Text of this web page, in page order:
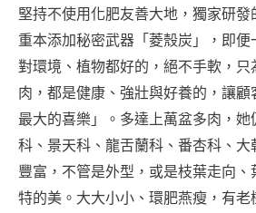
堅持不使用化肥友善大地，獨家研
重本添加秘密武器「菱殼炭」，即
對環境、植物都好的，絕不手軟，只
肉，都是健康、強壯與好養的，讓
最大的喜樂」。多達上萬盆多肉，
科、景天科、龍舌蘭科、番杏科、
豐富，不管是外型，或是枝葉走向
特的美。大大小小、環肥燕瘦，有